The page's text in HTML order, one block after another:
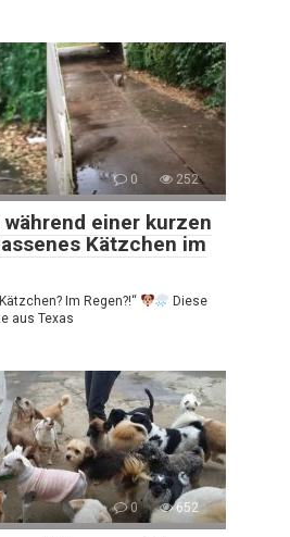
0 252
während einer kurzen
Kätzchen im
Im Regen?!“
Diese
aus Texas
0 652